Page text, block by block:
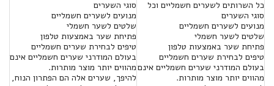
כל השרותים לשערים חשמליים וכל
סוגי השערים
מנועים לשערים חשמליים
שלטים לשער חשמלי
פתיחת שער באמצעות טלפון
טיפים לבחירת שערים חשמליים
בעולם המודרני שערים חשמליים אינם
מהווים יותר מוצר מותרות.
סוגי השערים
מנועים לשערים חשמליים
שלטים לשער חשמלי
פתיחת שער באמצעות טלפון
טיפים לבחירת שערים חשמליים
בעולם המודרני שערים חשמליים אינם
מהווים יותר מוצר מותרות.
להיפך, שערים אלה הם הפתרון הנוח,